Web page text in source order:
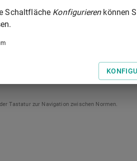
1
für Zwecke der Umlegung (
Tastatur zur Navigation zwischen Normen.
Schaltfläche Konfigurierenkönnen